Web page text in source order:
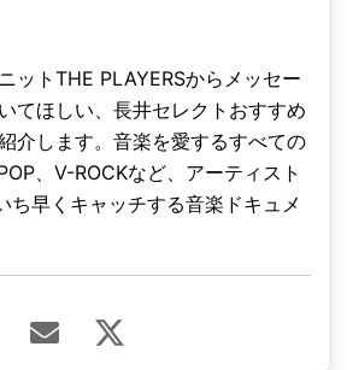
ットTHE PLAYERSからメッセー
てほしい、長井セレクトおすすめ
介します。音楽を愛するすべての
、V-ROCKなど、アーティスト
ち早くキャッチする音楽ドキュメ